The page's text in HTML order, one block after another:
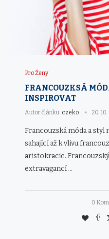
Pro Ženy
FRANCOUZKSÁ
INSPIROVAT
Autor článku: czeko 20.
Francouzská móda a
sahající až k vlivu
aristokracie.
extravagancí …
0